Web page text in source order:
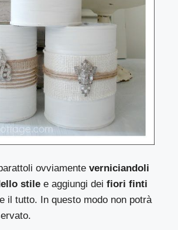
ovviamenteverniciandoli
stile e aggiungi deifiori finti
il tutto. In questo modo non potrà